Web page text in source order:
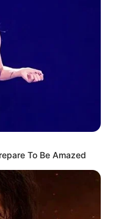
To Be Amazed